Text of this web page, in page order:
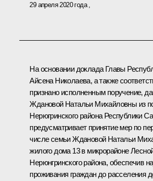
29 апреля 2020 года
На основании доклада Главы
Айсена Николаева, а также
признано исполненным поручение,
Ждановой Натальи Михайловны из
Нерюгринского района Республики
предусматривает принятие мер по
числе семьи Ждановой Натальи
жилого дома 13 в микрорайоне
Нерюнгринского района, обеспечив
проживания граждан до расселения